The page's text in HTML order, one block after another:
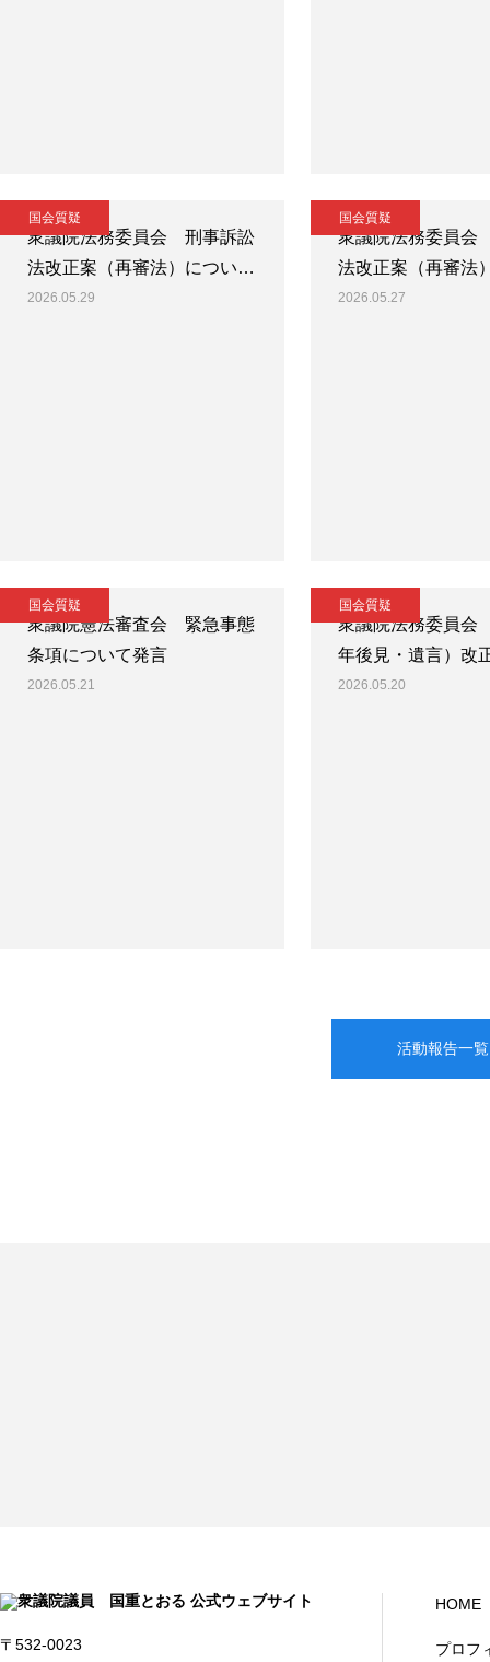
国会質疑
衆議院法務委員会 刑事訴訟
法改正案（再審法）につい…
2026.05.29
国会質疑
衆議院法務委員
法改正案（再審法
2026.05.27
国会質疑
衆議院憲法審査会 緊急事態
条項について発言
2026.05.21
国会質疑
衆議院法務委員
年後見・遺言）改
2026.05.20
活動報告一覧
〒532-0023
HOME
プロフ